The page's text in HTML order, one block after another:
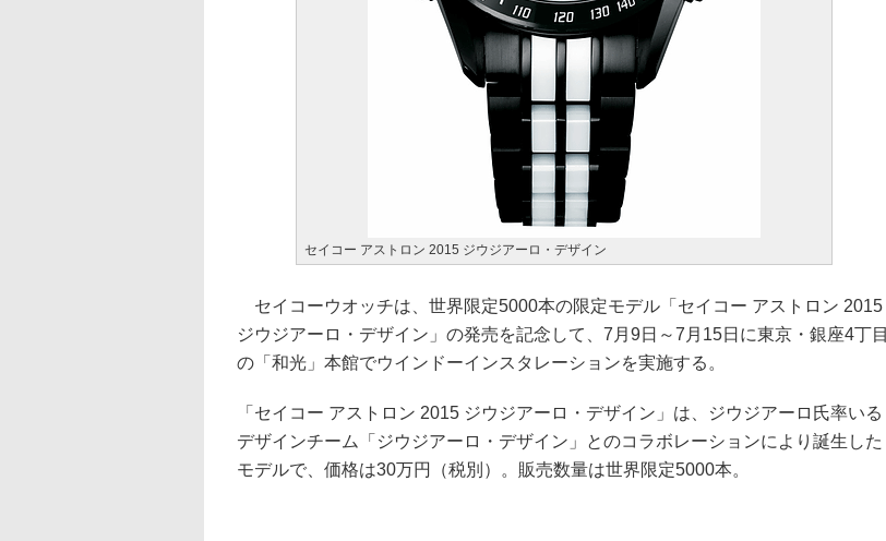
セイコー アストロン 2015 ジウジアーロ・デザイン
セイコーウオッチは、世界限定5000本の限定モデル「セイコー アストロン 2015
ジウジアーロ・デザイン」の発売を記念して、7月9日～7月15日に東京・銀座4丁目
の「和光」本館でウインドーインスタレーションを実施する。
「セイコー アストロン 2015 ジウジアーロ・デザイン」は、ジウジアーロ氏率いる
デザインチーム「ジウジアーロ・デザイン」とのコラボレーションにより誕生した
モデルで、価格は30万円（税別）。販売数量は世界限定5000本。